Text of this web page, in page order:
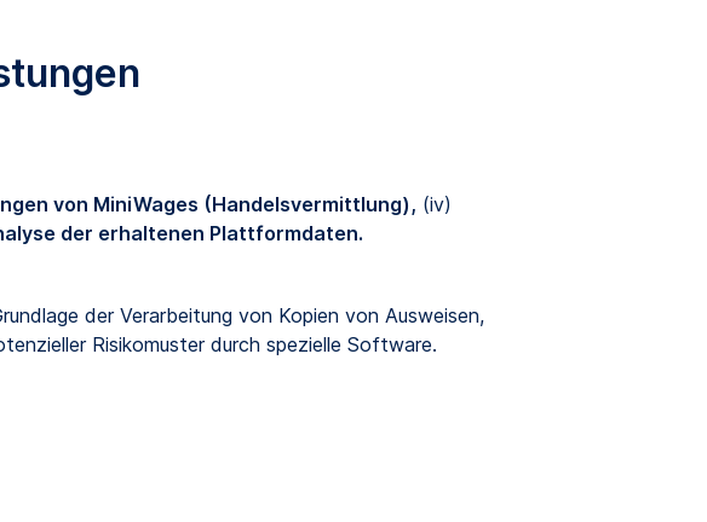
von MiniWages (Handelsvermittlung), (iv)
der erhaltenen Plattformdaten.
der Verarbeitung von Kopien von Ausweisen,
Risikomuster durch spezielle Software.